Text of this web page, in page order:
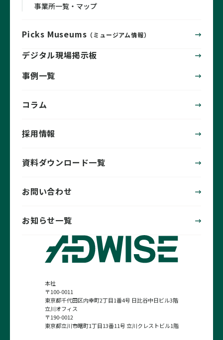
本社
〒100-0011
東京都千代田区内幸町2丁目1番4号 日比谷中日ビル3階
立川オフィス
〒190-0012
東京都立川市曙町1丁目13番11号 立川クレストビル1階
事業所一覧・マップ
Picks Museums （ミュージアム情報）
デジタル現場掲示板
事例一覧
コラム
採用情報
資料ダウンロード一覧
お問い合わせ
お知らせ一覧